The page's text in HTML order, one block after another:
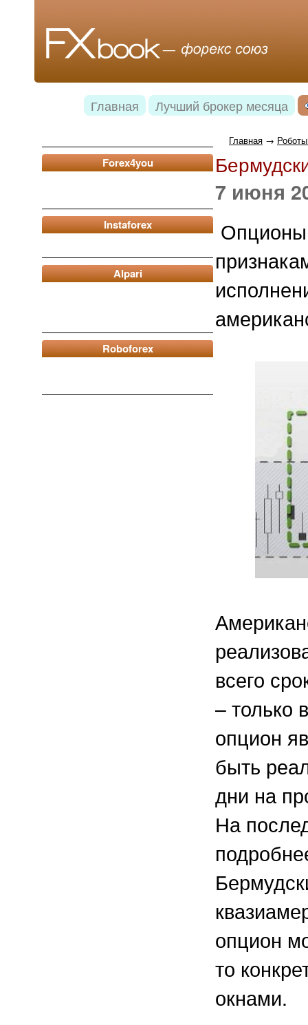
Главная Лучший брокер месяца
Forex4you
Instaforex
Alpari
Roboforex
Главная →
7 июня
всего
– только
опцион
быть
дни на
На
опцион
то
окнами.